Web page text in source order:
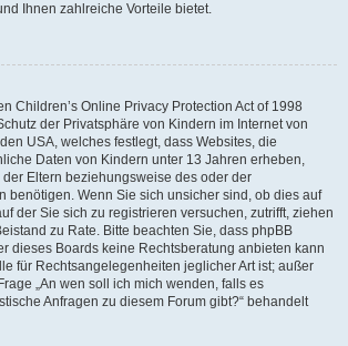
Ihnen zahlreiche Vorteile bietet.
Children’s Online Privacy Protection Act of 1998
der Privatsphäre von Kindern im Internet von
USA, welches festlegt, dass Websites, die
Daten von Kindern unter 13 Jahren erheben,
Eltern beziehungsweise des oder der
benötigen. Wenn Sie sich unsicher sind, ob dies auf
der Sie sich zu registrieren versuchen, zutrifft, ziehen
zu Rate. Bitte beachten Sie, dass phpBB
dieses Boards keine Rechtsberatung anbieten kann
für Rechtsangelegenheiten jeglicher Art ist; außer
„An wen soll ich mich wenden, falls es
Anfragen zu diesem Forum gibt?“ behandelt